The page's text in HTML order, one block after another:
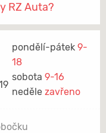
RZ Auta?
pondělí-pátek 9-
18
sobota 9-16
neděle zavřeno